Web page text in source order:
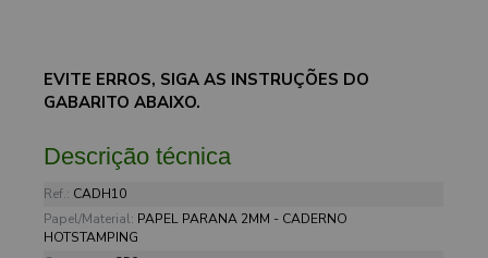
EVITE ERROS, SIGA AS INSTRUÇÕES DO
GABARITO ABAIXO.
Descrição técnica
Ref.: CADH10
Papel/Material: PAPEL PARANA 2MM - CADERNO
HOTSTAMPING